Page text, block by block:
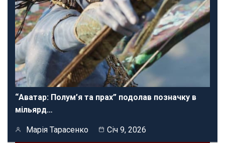
“Аватар: Полум’я та прах” подолав позначку в
мільярд…
Марія Тарасенко Січ 9, 2026